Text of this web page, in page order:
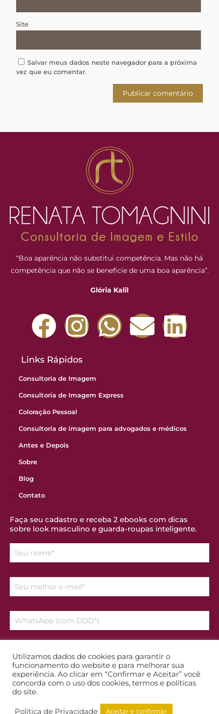
Site
Salvar meus dados neste navegador para a próxima
vez que eu comentar.
“Boa aparência não substitui competência. Mas não há
competência que não se beneficie de uma boa aparência”.
Glória Kalil
Links Rápidos
Consultoria de Imagem
Consultoria de Imagem Express
Coloração Pessoal
Consultoria de imagem para advogados e médicos
Antes e Depois
Sobre
Blog
Contato
Faça seu cadastro e receba 2 ebooks com dicas
sobre look masculino e guarda-roupas inteligente.
Declaro que aceito os temos daPolítica de Privacidade
Enviar
TODOS OS DIREITOS RESERVADOS A RENATA TOMAGNINI© SITE
Utilizamos dados de cookies para garantir o
funcionamento do website e para melhorar sua
experiência. Ao clicar em “Confirmar e Aceitar” você
concorda com o uso dos cookies, termos e políticas
do site.
Política de Privacidade Aceitar e confirmar